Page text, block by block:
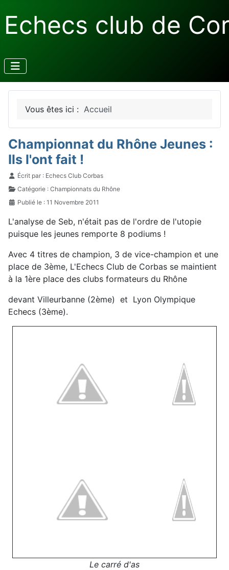
Echecs club de
Vous êtes ici : Accueil
Championnat du Rhône Jeunes :
Ils l'ont fait !
Détails
Écrit par : Echecs Club Corbas
Catégorie : Championnats du Rhône
Publié le : 11 Novembre 2011
L'analyse de Seb, n'était pas de l'ordre de l'utopie
puisque les jeunes remporte 8 podiums !
Avec 4 titres de champion, 3 de vice-champion et une
place de 3ème, L'Echecs Club de Corbas se maintient
à la 1ère place des clubs formateurs du Rhône
devant Villeurbanne (2ème) et Lyon Olympique
Echecs (3ème).
Le carré d'as